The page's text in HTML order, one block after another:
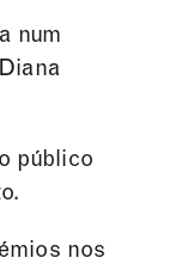
num
público
nos